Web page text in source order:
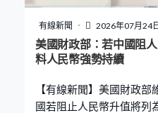
有線新聞 2026年07月24日
美國財政部：若中國阻
料人民幣強勢持續
【有線新聞】美國財政
國若阻止人民幣升值將列